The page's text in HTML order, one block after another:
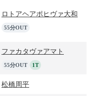
ロトアヘアポヒヴァ大和
55分OUT
ファカタヴァアマト
55分OUT 1T
松橋周平